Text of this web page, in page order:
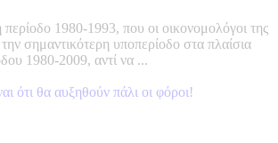
περίοδο 1980-1993, που οι οικονομολόγοι της
σημαντικότερη υποπερίοδο στα πλαίσια
1980-2009, αντί να ...
ότι θα αυξηθούν πάλι οι φόροι!